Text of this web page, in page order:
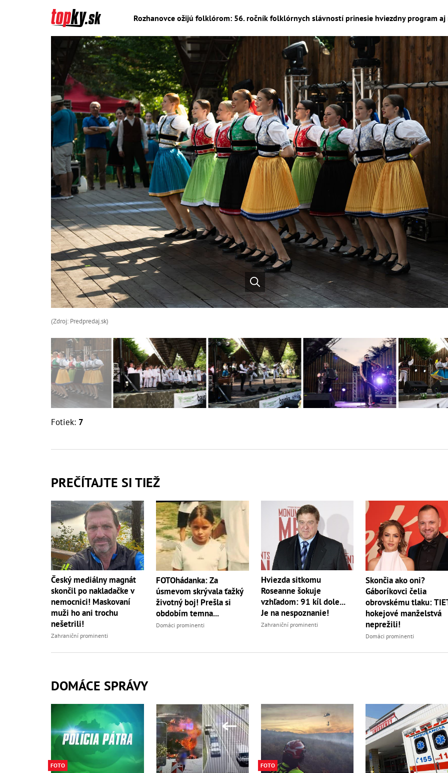
Rozhanovce ožijú folklórom: 56. ročník folklórnych slávností prinesie hviezdny program
(Zdroj: Predpredaj.sk)
Fotiek: 7
PREČÍTAJTE SI TIEŽ
Český mediálny magnát
skončil po nakladačke v
nemocnici! Maskovaní
muži ho ani trochu
nešetrili!
Zahraniční prominenti
FOTOhádanka: Za
úsmevom skrývala ťažký
životný boj! Prešla si
obdobím temna...
Domáci prominenti
Hviezda sitkomu
Roseanne šokuje
vzhľadom: 91 kíl dole...
Je na nespoznanie!
Zahraniční prominenti
Skončia ako oni?
Gáboríkovci čelia
obrovskému tlaku:
hokejové manželstvá
neprežili!
Domáci prominenti
DOMÁCE SPRÁVY
FOTO FOTO